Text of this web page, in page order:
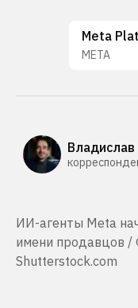
Meta
META
ИИ-агенты Meta
имени продавцов /
Shutterstock.com